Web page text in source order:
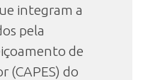
integram a
pela
de
(CAPES) do